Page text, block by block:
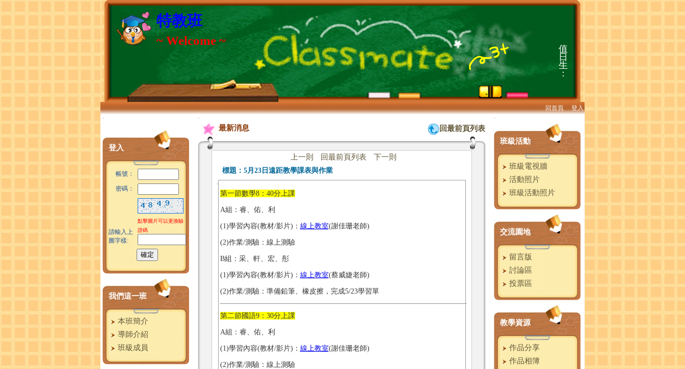
特教班
~ Welcome ~
回首頁、登入
:::
登入
帳號：
密碼：
請輸入上
圖字樣:
點擊圖片可以更換驗
證碼
我們這一班
本班簡介
導師介紹
班級成員
:::
最新消息 回最前頁列表
上一則 回最前頁列表 下一則
標題： 5月23日遠距教學課表與作業
第一節數學8：40分上課
A組：睿、佑、利
(1)學習內容(教材/影片)： 線上教室(謝佳珊老師)
(2)作業/測驗：線上測驗
B組：采、軒、宏、彤
(1)學習內容(教材/影片)： 線上教室(蔡威婕老師)
(2)作業/測驗：準備鉛筆、橡皮擦，完成5/23學習單
第二節國語9：30分上課
A組：睿、佑、利
(1)學習內容(教材/影片)： 線上教室(謝佳珊老師)
(2)作業/測驗：線上測驗
:::
班級活動
班級電視牆
活動照片
班級活動照片
交流園地
留言版
討論區
投票區
教學資源
作品分享
作品相簿